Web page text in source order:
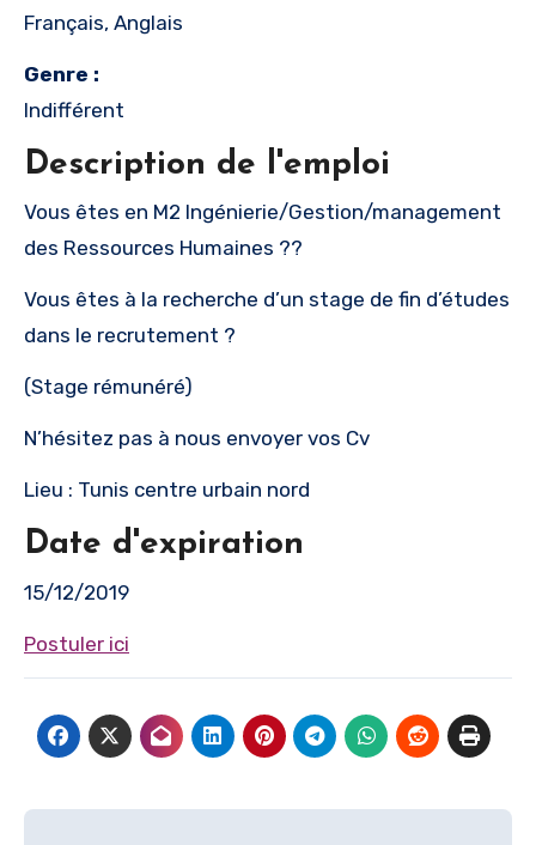
Français, Anglais
Genre :
Indifférent
Description de l'emploi
Vous êtes en M2 Ingénierie/Gestion/management
des Ressources Humaines ??
Vous êtes à la recherche d’un stage de fin d’études
dans le recrutement ?
(Stage rémunéré)
N’hésitez pas à nous envoyer vos Cv
Lieu : Tunis centre urbain nord
Date d'expiration
15/12/2019
Postuler ici